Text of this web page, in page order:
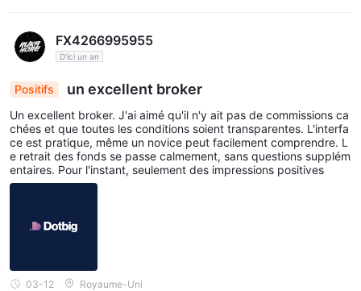
FX4266995955
D'ici un an
Positifs un excellent broker
Un excellent broker. J'ai aimé qu'il n'y ait pas de commissions ca
chées et que toutes les conditions soient transparentes. L'interfa
ce est pratique, même un novice peut facilement comprendre. L
e retrait des fonds se passe calmement, sans questions supplém
entaires. Pour l'instant, seulement des impressions positives
03-12 Royaume-Uni